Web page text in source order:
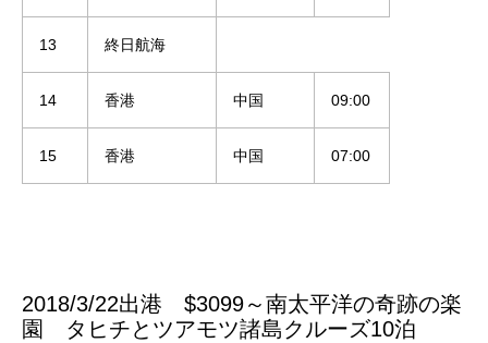
13 終日航海
14 香港 中国 09:00
15 香港 中国 07:00
2018/3/22出港 $3099～南太平洋の奇跡の楽
園 タヒチとツアモツ諸島クルーズ10泊